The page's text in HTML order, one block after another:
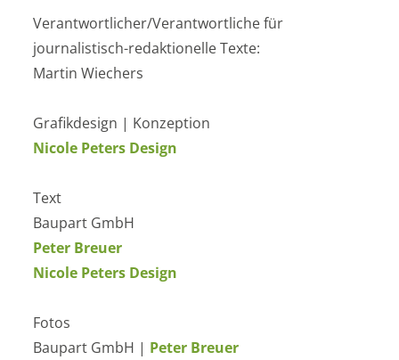
Verantwortlicher/Verantwortliche für
journalistisch-redaktionelle Texte:
Martin Wiechers
Grafikdesign | Konzeption
Nicole Peters Design
Text
Baupart GmbH
Peter Breuer
Nicole Peters Design
Fotos
Baupart GmbH | Peter Breuer